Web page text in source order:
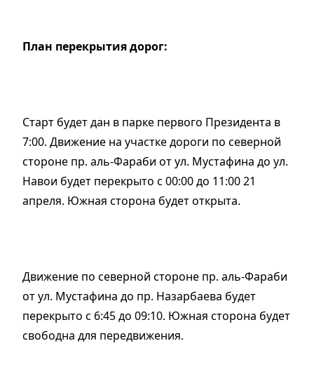
План перекрытия дорог:
Старт будет дан в парке первого Президента в
7:00. Движение на участке дороги по северной
стороне пр. аль-Фараби от ул. Мустафина до ул.
Навои будет перекрыто с 00:00 до 11:00 21
апреля. Южная сторона будет открыта.
Движение по северной стороне пр. аль-Фараби
от ул. Мустафина до пр. Назарбаева будет
перекрыто с 6:45 до 09:10. Южная сторона будет
свободна для передвижения.